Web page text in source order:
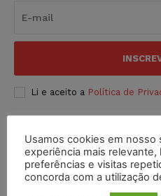
Li e aceito a Política de
Usamos cookies em nosso
experiência mais relevante,
preferências e visitas
concorda com a utilização